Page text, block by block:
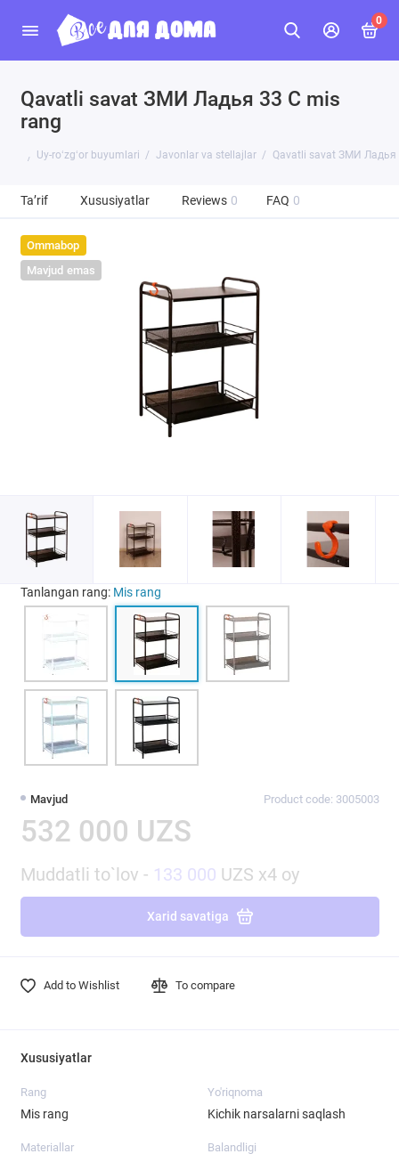
0
Qavatli savat ЗМИ Ладья 33 С mis
rang
Uy-roʻzgʻor buyumlari Javonlar va stellajlar Qavatli savat ЗМИ Ладья
Ta’rif Xususiyatlar Reviews 0 FAQ 0
Ommabop
Mavjud emas
Mavjud Product code: 3005003
532 000 UZS
Muddatli to`lov - 133 000 UZS x4 oy
Xarid savatiga
Add to Wishlist To compare
Tanlangan rang: Mis rang
Xususiyatlar
Rang
Mis rang
Yo'riqnoma
Kichik narsalarni saqlash
Materiallar Balandligi